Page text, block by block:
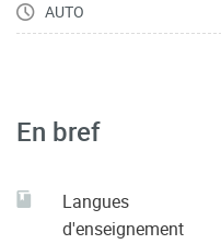
AUTO
En bref
Langues
d'enseignement